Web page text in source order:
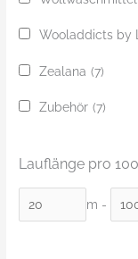
Wooladdicts by
Zealana (7)
Zubehör (7)
Lauflänge pro
m -